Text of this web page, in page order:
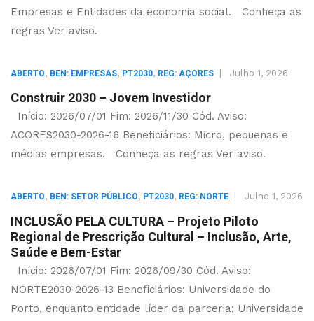
Empresas e Entidades da economia social. Conheça as
regras Ver aviso.
ABERTO, BEN: EMPRESAS, PT2030, REG: AÇORES Julho 1, 2026
Construir 2030 – Jovem Investidor
Início: 2026/07/01 Fim: 2026/11/30 Cód. Aviso:
ACORES2030-2026-16 Beneficiários: Micro, pequenas e
médias empresas. Conheça as regras Ver aviso.
ABERTO, BEN: SETOR PÚBLICO, PT2030, REG: NORTE Julho 1, 2026
INCLUSÃO PELA CULTURA – Projeto Piloto
Regional de Prescrição Cultural – Inclusão, Arte,
Saúde e Bem-Estar
Início: 2026/07/01 Fim: 2026/09/30 Cód. Aviso:
NORTE2030-2026-13 Beneficiários: Universidade do
Porto, enquanto entidade líder da parceria; Universidade